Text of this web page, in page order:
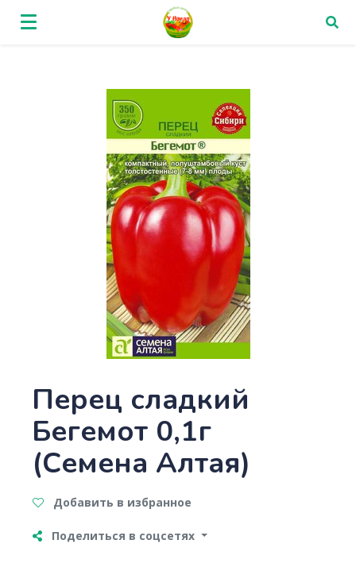
Перец сладкий
Бегемот 0,1г
(Семена Алтая)
Добавить в избранное
Поделиться в соцсетях